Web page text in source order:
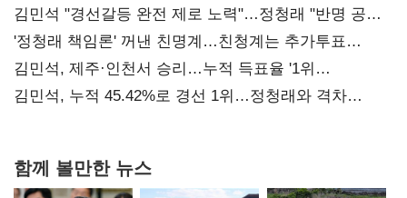
김민석 "경선갈등 완전 제로 노력"…정청래 "반명 공세
사과부터"
'정청래 책임론' 꺼낸 친명계…친청계는 추가투표
때리기
김민석, 제주·인천서 승리…누적 득표율 '1위
탈환'(종합)
김민석, 누적 45.42%로 경선 1위…정청래와 격차
함께 볼만한 뉴스